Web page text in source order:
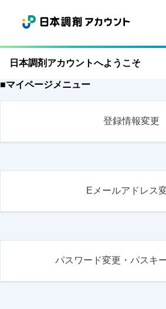
日本調剤アカウントへようこそ
■マイページメニュー
登録情報変更
Eメールアドレス
パスワード変更・パスキ